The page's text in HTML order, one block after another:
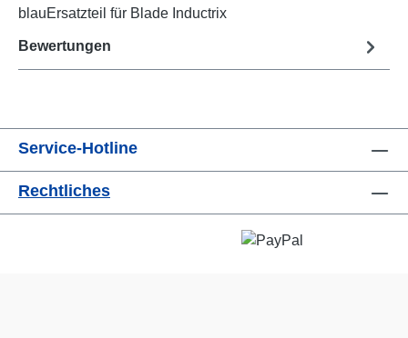
blauErsatzteil für Blade Inductrix
Bewertungen
Service-Hotline
Rechtliches